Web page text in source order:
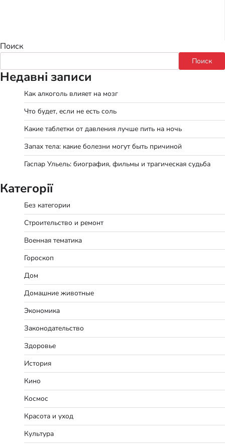
Поиск
Поиск
Недавні записи
Как алкоголь влияет на мозг
Что будет, если не есть соль
Какие таблетки от давления лучше пить на ночь
Запах тела: какие болезни могут быть причиной
Гаспар Ульель: биография, фильмы и трагическая судьба
Категорії
Без категории
Строительство и ремонт
Военная тематика
Гороскоп
Дом
Домашние животные
Экономика
Законодательство
Здоровье
История
Кино
Космос
Красота и уход
Культура